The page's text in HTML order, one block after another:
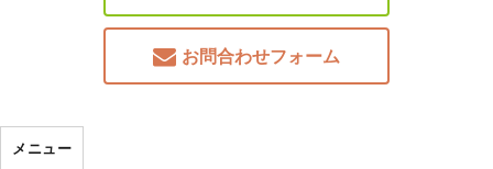
お問合わせフォーム
メニュー